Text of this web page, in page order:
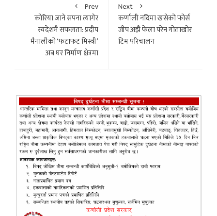
Prev
कोरिया जाने सपना त्यागेर
स्वदेशमै सफलता: प्रदीप
मैनालीको ‘फटाफट मिस्त्री’
अब घर निर्माण क्षेत्रमा
Next
कर्णाली नदिमा खसेको फोर्स
जीप अझै फेला परेन गोताखोर
टिम परिचालन